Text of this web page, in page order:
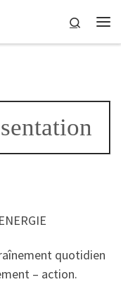
Search
quotidien
– action.